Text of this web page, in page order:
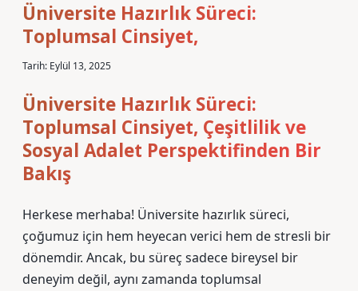
Üniversite Hazırlık Süreci:
Toplumsal Cinsiyet,
Tarih: Eylül 13, 2025
Üniversite Hazırlık Süreci:
Toplumsal Cinsiyet, Çeşitlilik ve
Sosyal Adalet Perspektifinden Bir
Bakış
Herkese merhaba! Üniversite hazırlık süreci,
çoğumuz için hem heyecan verici hem de stresli bir
dönemdir. Ancak, bu süreç sadece bireysel bir
deneyim değil, aynı zamanda toplumsal